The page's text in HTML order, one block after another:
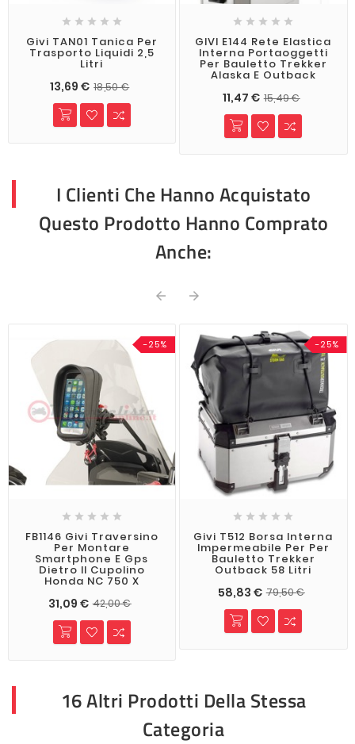
    
Givi TAN01 Tanica Per
Trasporto Liquidi 2,5
Litri
13,69 € 18,50 €
    
GIVI E144 Rete Elastica
Interna Portaoggetti
Per Bauletto Trekker
Alaska E Outback
11,47 € 15,49 €
I Clienti Che Hanno Acquistato
Questo Prodotto Hanno Comprato
Anche:
 
-25%
    
FB1146 Givi Traversino
Per Montare
Smartphone E Gps
Dietro Il Cupolino
Honda NC 750 X
31,09 € 42,00 €
-25%
    
Givi T512 Borsa Interna
Impermeabile Per Per
Bauletto Trekker
Outback 58 Litri
58,83 € 79,50 €
16 Altri Prodotti Della Stessa
Categoria